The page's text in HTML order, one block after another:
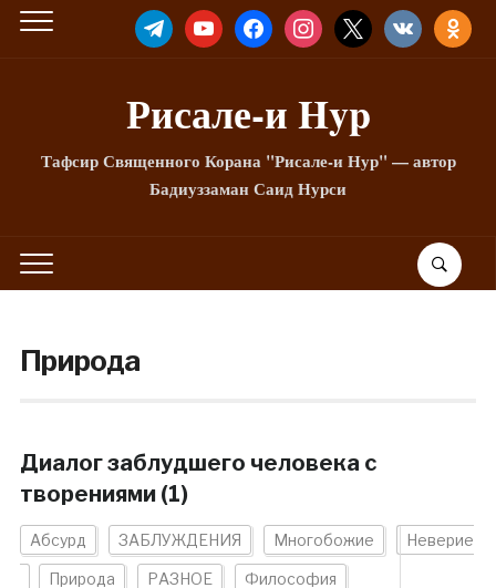
TELEGRAMYOUTUBEFACEBOOKINSTAGRAM
X VKONTAKTE
Рисале-и Hyp
Тафсир Священного Корана "Рисале-и Нур" — автор
Бадиуззаман Саид Нурси
Природа
Диалог заблудшего человека с
творениями (1)
Абсурд ЗАБЛУЖДЕНИЯ Многобожие Неверие
Природа РАЗНОЕ Философия